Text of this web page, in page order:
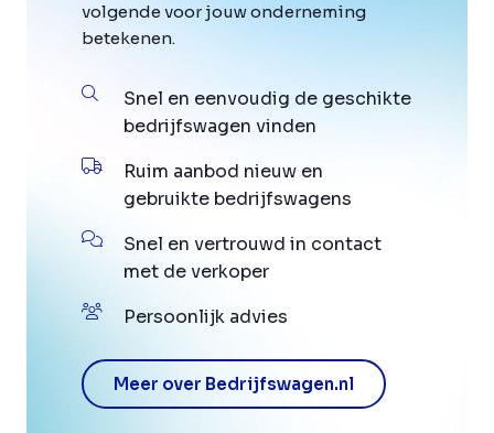
volgende voor jouw onderneming
betekenen.
Snel en eenvoudig de geschikte
bedrijfswagen vinden
Ruim aanbod nieuw en
gebruikte bedrijfswagens
Snel en vertrouwd in contact
met de verkoper
Persoonlijk advies
Meer over Bedrijfswagen.nl